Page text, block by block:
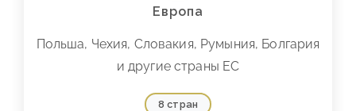
Европа
Польша, Чехия, Словакия, Румыния, Болгария
и другие страны ЕС
8 стран